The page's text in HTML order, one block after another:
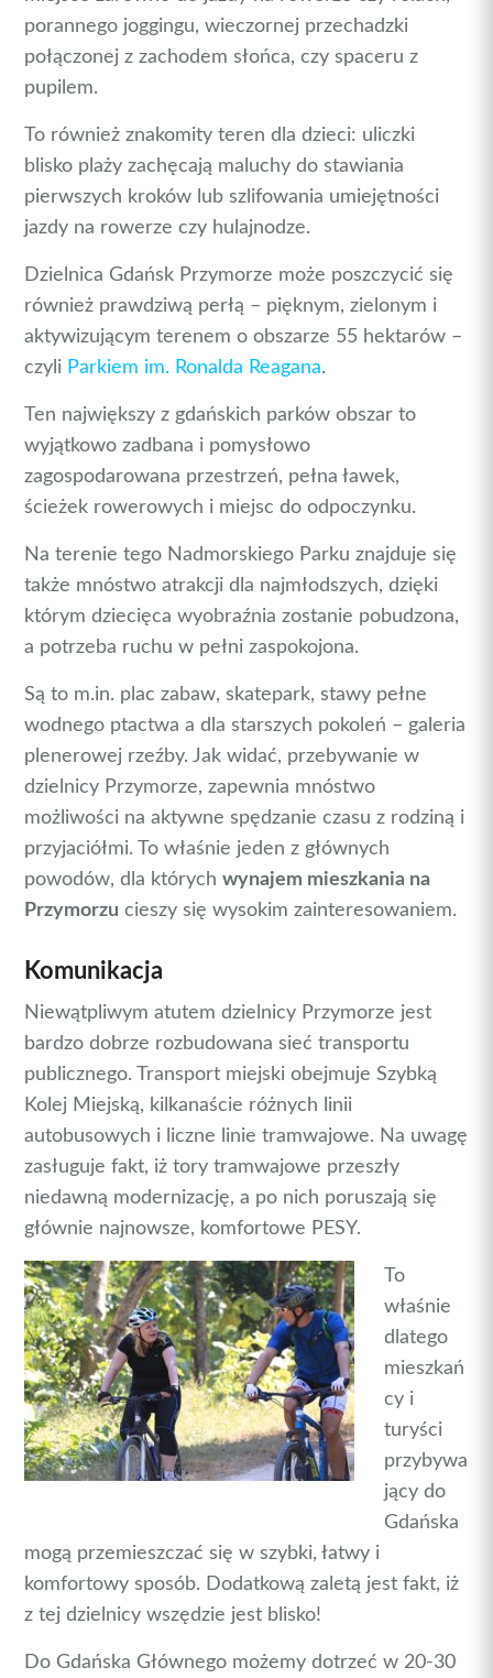
porannego joggingu, wieczornej przechadzki
połączonej z zachodem słońca, czy spaceru z
pupilem.
To również znakomity teren dla dzieci: uliczki
blisko plaży zachęcają maluchy do stawiania
pierwszych kroków lub szlifowania umiejętności
jazdy na rowerze czy hulajnodze.
Dzielnica Gdańsk Przymorze może poszczycić się
również prawdziwą perłą – pięknym, zielonym i
aktywizującym terenem o obszarze 55 hektarów –
czyli Parkiem im. Ronalda Reagana.
Ten największy z gdańskich parków obszar to
wyjątkowo zadbana i pomysłowo
zagospodarowana przestrzeń, pełna ławek,
ścieżek rowerowych i miejsc do odpoczynku.
Na terenie tego Nadmorskiego Parku znajduje się
także mnóstwo atrakcji dla najmłodszych, dzięki
którym dziecięca wyobraźnia zostanie pobudzona,
a potrzeba ruchu w pełni zaspokojona.
Są to m.in. plac zabaw, skatepark, stawy pełne
wodnego ptactwa a dla starszych pokoleń – galeria
plenerowej rzeźby. Jak widać, przebywanie w
dzielnicy Przymorze, zapewnia mnóstwo
możliwości na aktywne spędzanie czasu z rodziną i
przyjaciółmi. To właśnie jeden z głównych
powodów, dla którychwynajem mieszkania na
Przymorzu cieszy się wysokim zainteresowaniem.
Komunikacja
Niewątpliwym atutem dzielnicy Przymorze jest
bardzo dobrze rozbudowana sieć transportu
publicznego. Transport miejski obejmuje Szybką
Kolej Miejską, kilkanaście różnych linii
autobusowych i liczne linie tramwajowe. Na uwagę
zasługuje fakt, iż tory tramwajowe przeszły
niedawną modernizację, a po nich poruszają się
głównie najnowsze, komfortowe PESY.
To
właśnie
dlatego
mieszkań
cy i
turyści
przybywa
jący do
Gdańska
mogą przemieszczać się w szybki, łatwy i
komfortowy sposób. Dodatkową zaletą jest fakt, iż
z tej dzielnicy wszędzie jest blisko!
Do Gdańska Głównego możemy dotrzeć w 20-30